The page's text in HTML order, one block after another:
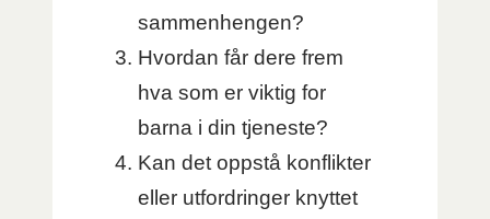
sammenhengen?
Hvordan får dere frem
hva som er viktig for
barna i din tjeneste?
Kan det oppstå konflikter
eller utfordringer knyttet